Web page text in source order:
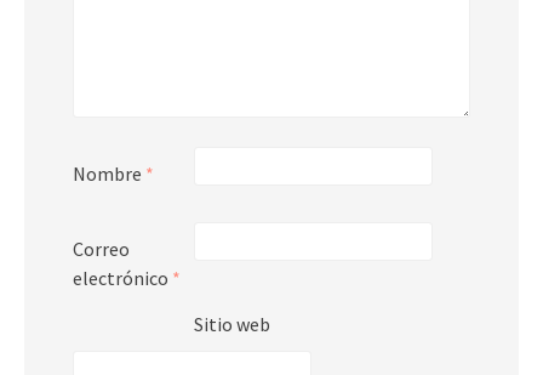
Nombre *
Correo
electrónico *
Sitio web